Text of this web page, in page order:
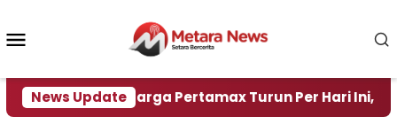
konten
News Update
Harga Pertamax Turun Per Hari Ini, Segini